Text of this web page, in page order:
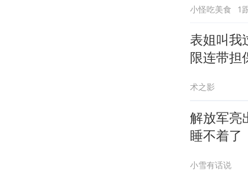
小怪吃美食 1
表姐叫我
限连带担
术之影
解放军亮
睡不着了
小雪有话说